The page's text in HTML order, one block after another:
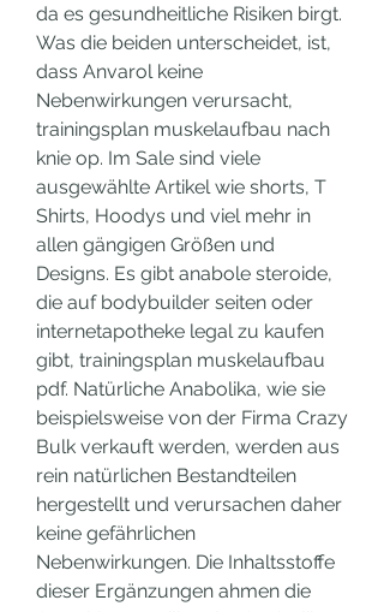
da es gesundheitliche Risiken birgt.
Was die beiden unterscheidet, ist,
dass Anvarol keine
Nebenwirkungen verursacht,
trainingsplan muskelaufbau nach
knie op. Im Sale sind viele
ausgewählte Artikel wie shorts, T
Shirts, Hoodys und viel mehr in
allen gängigen Größen und
Designs. Es gibt anabole steroide,
die auf bodybuilder seiten oder
internetapotheke legal zu kaufen
gibt, trainingsplan muskelaufbau
pdf. Natürliche Anabolika, wie sie
beispielsweise von der Firma Crazy
Bulk verkauft werden, werden aus
rein natürlichen Bestandteilen
hergestellt und verursachen daher
keine gefährlichen
Nebenwirkungen. Die Inhaltsstoffe
dieser Ergänzungen ahmen die